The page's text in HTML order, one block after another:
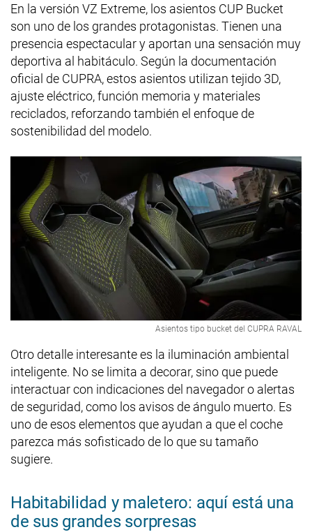
En la versión VZ Extreme, los asientos CUP Bucket
son uno de los grandes protagonistas. Tienen una
presencia espectacular y aportan una sensación muy
deportiva al habitáculo. Según la documentación
oficial de CUPRA, estos asientos utilizan tejido 3D,
ajuste eléctrico, función memoria y materiales
reciclados, reforzando también el enfoque de
sostenibilidad del modelo.
Asientos tipo bucket del CUPRA RAVAL
Otro detalle interesante es la iluminación ambiental
inteligente. No se limita a decorar, sino que puede
interactuar con indicaciones del navegador o alertas
de seguridad, como los avisos de ángulo muerto. Es
uno de esos elementos que ayudan a que el coche
parezca más sofisticado de lo que su tamaño
sugiere.
Habitabilidad y maletero: aquí está una
de sus grandes sorpresas